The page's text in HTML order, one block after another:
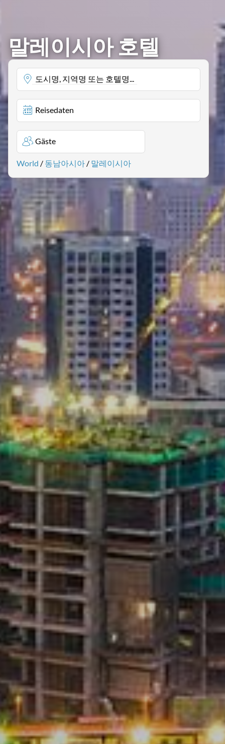
말레이시아 호텔
도시명, 지역명 또는 호텔명...
Reisedaten
Gäste
World / 동남아시아 / 말레이시아